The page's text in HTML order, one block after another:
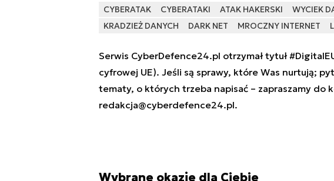
CYBERATAK CYBERATAKI ATAK HAKERSKI WYCIEK
KRADZIEŻ DANYCH
DARK NET MROCZNY INTERNET
Serwis CyberDefence24.pl otrzymał tytuł
cyfrowej UE). Jeśli są sprawy, które Was nurtują;
tematy, o których trzeba napisać – zapraszamy do
redakcja@cyberdefence24.pl.
Wybrane okazje dla Ciebie